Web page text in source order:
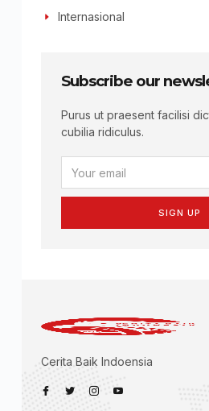
Internasional
Subscribe our
Purus ut praesent facilisi
cubilia ridiculus.
SIGN UP
Cerita Baik Indoensia